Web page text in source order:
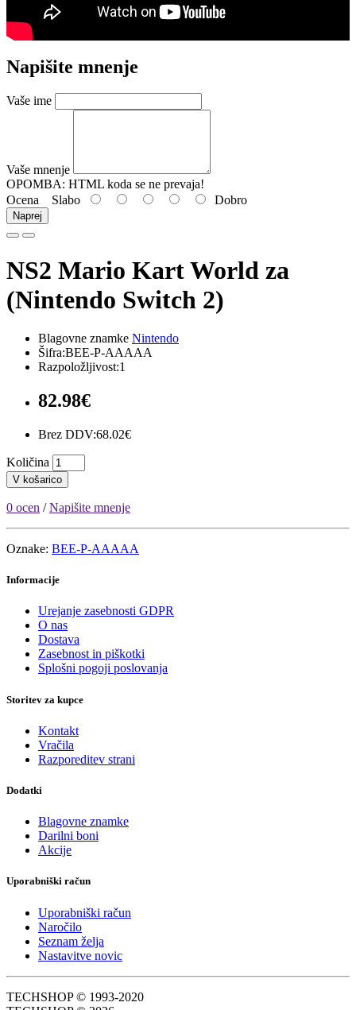
Napišite mnenje
Vaše ime
Vaše mnenje
OPOMBA: HTML koda se ne prevaja!
Ocena Slabo Dobro
Naprej
NS2 Mario Kart World za
(Nintendo Switch 2)
Blagovne znamke Nintendo
Šifra:BEE-P-AAAAA
Razpoložljivost:1
82.98€
Brez DDV:68.02€
Količina
V košarico
0 ocen /Napišite mnenje
Oznake: BEE-P-AAAAA
Informacije
Urejanje zasebnosti GDPR
O nas
Dostava
Zasebnost in piškotki
Splošni pogoji poslovanja
Storitev za kupce
Kontakt
Vračila
Razporeditev strani
Dodatki
Blagovne znamke
Darilni boni
Akcije
Uporabniški račun
Uporabniški račun
Naročilo
Seznam želja
Nastavitve novic
TECHSHOP © 1993-2020